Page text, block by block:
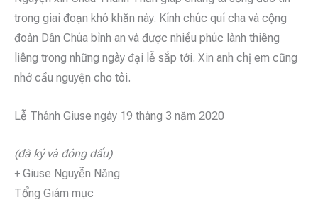
trong giai đoạn khó khăn này. Kính chúc quí cha và cộng
đoàn Dân Chúa bình an và được nhiều phúc lành thiêng
liêng trong những ngày đại lễ sắp tới. Xin anh chị em cũng
nhớ cầu nguyện cho tôi.
Lễ Thánh Giuse ngày 19 tháng 3 năm 2020
(đã ký và đóng dấu)
+ Giuse Nguyễn Năng
Tổng Giám mục